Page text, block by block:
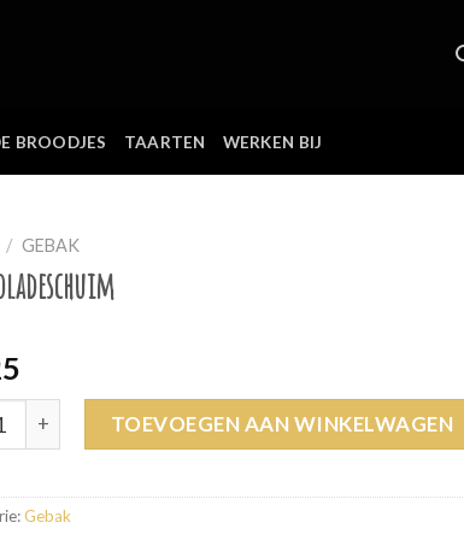
BROODJES TAARTEN WERKEN BIJ
/ GEBAK
aantal
TOEVOEGEN AAN WINKELWAGEN
Gebak